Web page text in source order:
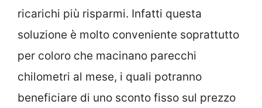
ricarichi più risparmi. Infatti questa
soluzione è molto conveniente soprattutto
per coloro che macinano parecchi
chilometri al mese, i quali potranno
beneficiare di uno sconto fisso sul prezzo